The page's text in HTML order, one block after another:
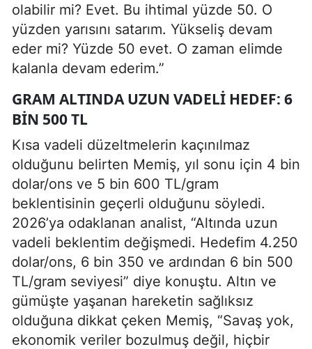
olabilir mi? Evet. Bu ihtimal yüzde 50. O
yüzden yarısını satarım. Yükseliş devam
eder mi? Yüzde 50 evet. O zaman elimde
kalanla devam ederim.”
GRAM ALTINDA UZUN VADELI HEDEF: 6
BIN 500 TL
Kısa vadeli düzeltmelerin kaçınılmaz
olduğunu belirten Memiş, yıl sonu için 4 bin
dolar/ons ve 5 bin 600 TL/gram
beklentisinin geçerli olduğunu söyledi.
2026’ya odaklanan analist, “Altında uzun
vadeli beklentim değişmedi. Hedefim 4.250
dolar/ons, 6 bin 350 ve ardından 6 bin 500
TL/gram seviyesi” diye konuştu. Altın ve
gümüşte yaşanan hareketin sağlıksız
olduğuna dikkat çeken Memiş, “Savaş yok,
ekonomik veriler bozulmuş değil, hiçbir